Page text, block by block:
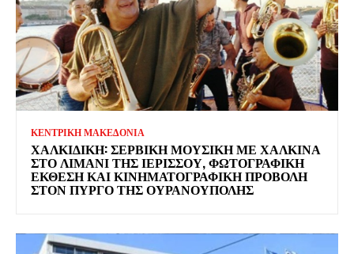
ΚΕΝΤΡΙΚΗ ΜΑΚΕΔΟΝΙΑ
ΧΑΛΚΙΔΙΚΉ: ΣΕΡΒΙΚΉ ΜΟΥΣΙΚΉ ΜΕ ΧΆΛΚΙΝΑ
ΣΤΟ ΛΙΜΆΝΙ ΤΗΣ ΙΕΡΙΣΣΟΎ, ΦΩΤΟΓΡΑΦΙΚΉ
ΈΚΘΕΣΗ ΚΑΙ ΚΙΝΗΜΑΤΟΓΡΑΦΙΚΉ ΠΡΟΒΟΛΉ
ΣΤΟΝ ΠΎΡΓΟ ΤΗΣ ΟΥΡΑΝΟΎΠΟΛΗΣ